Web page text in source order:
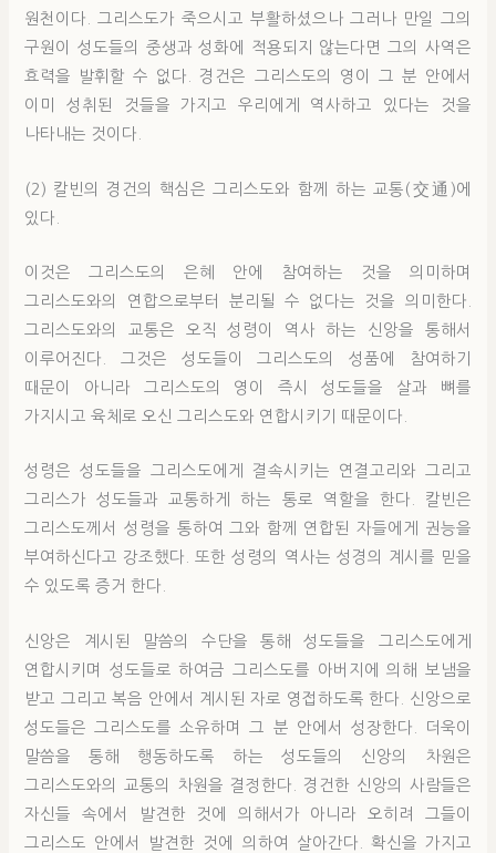
원천이다. 그리스도가 죽으시고 부활하셨으나 그러나 만일 그의
구원이 성도들의 중생과 성화에 적용되지 않는다면 그의 사역은
효력을 발휘할 수 없다. 경건은 그리스도의 영이 그 분 안에서
이미 성취된 것들을 가지고 우리에게 역사하고 있다는 것을
나타내는 것이다.
(2) 칼빈의 경건의 핵심은 그리스도와 함께 하는 교통(交通)에
있다.
이것은 그리스도의 은혜 안에 참여하는 것을 의미하며
그리스도와의 연합으로부터 분리될 수 없다는 것을 의미한다.
그리스도와의 교통은 오직 성령이 역사 하는 신앙을 통해서
이루어진다. 그것은 성도들이 그리스도의 성품에 참여하기
때문이 아니라 그리스도의 영이 즉시 성도들을 살과 뼈를
가지시고 육체로 오신 그리스도와 연합시키기 때문이다.
성령은 성도들을 그리스도에게 결속시키는 연결고리와 그리고
그리스가 성도들과 교통하게 하는 통로 역할을 한다. 칼빈은
그리스도께서 성령을 통하여 그와 함께 연합된 자들에게 권능을
부여하신다고 강조했다. 또한 성령의 역사는 성경의 계시를 믿을
수 있도록 증거 한다.
신앙은 계시된 말씀의 수단을 통해 성도들을 그리스도에게
연합시키며 성도들로 하여금 그리스도를 아버지에 의해 보냄을
받고 그리고 복음 안에서 계시된 자로 영접하도록 한다. 신앙으로
성도들은 그리스도를 소유하며 그 분 안에서 성장한다. 더욱이
말씀을 통해 행동하도록 하는 성도들의 신앙의 차원은
그리스도와의 교통의 차원을 결정한다. 경건한 신앙의 사람들은
자신들 속에서 발견한 것에 의해서가 아니라 오히려 그들이
그리스도 안에서 발견한 것에 의하여 살아간다. 확신을 가지고